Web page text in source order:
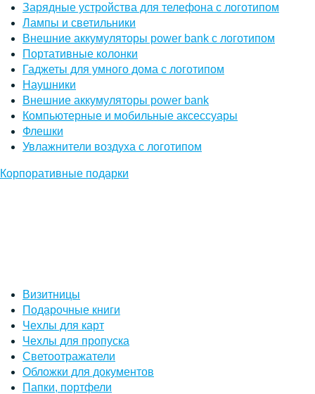
Зарядные устройства для телефона с логотипом
Лампы и светильники
Внешние аккумуляторы power bank с логотипом
Портативные колонки
Гаджеты для умного дома с логотипом
Наушники
Внешние аккумуляторы power bank
Компьютерные и мобильные аксессуары
Флешки
Увлажнители воздуха с логотипом
Корпоративные подарки
Визитницы
Подарочные книги
Чехлы для карт
Чехлы для пропуска
Светоотражатели
Обложки для документов
Папки, портфели